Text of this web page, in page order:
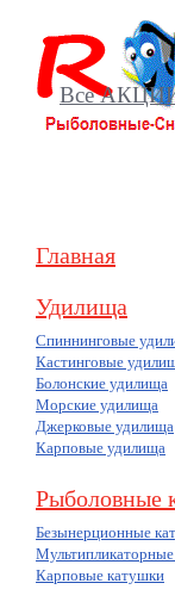
Все
Главная
Удилища
Спиннинговые
Кастинговые
Болонские удилища
Морские удилища
Джерковые удилища
Карповые удилища
Рыболовные
Безынерционные
Карповые катушки